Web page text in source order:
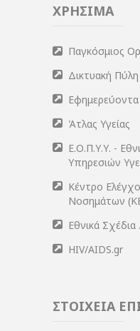
ΧΡΗΣΙΜΑ
Παγκόσμιος
Δικτυακή
Εφημερεύοντα
Άτλας Υγείας
Ε.Ο.Π.Υ.Υ. -
Υπηρεσιών
Κέντρο
Νοσημάτων
Εθνικά
HIV/AIDS.gr
ΣΤΟΙΧΕΙΑ